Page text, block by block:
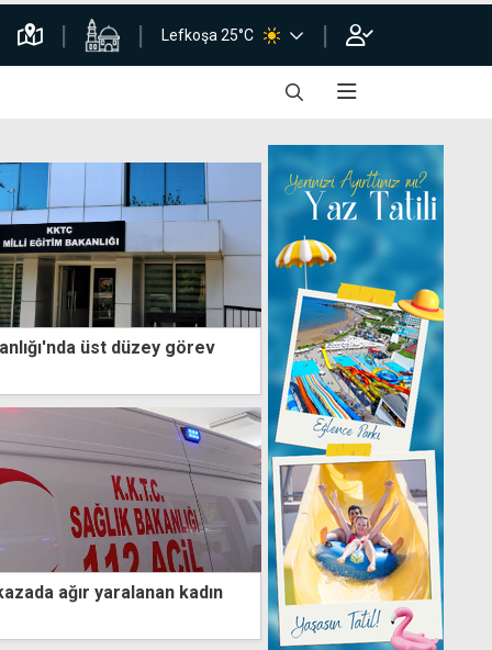
Lefkoşa 25°C
üst düzey görev
ağır yaralanan kadın